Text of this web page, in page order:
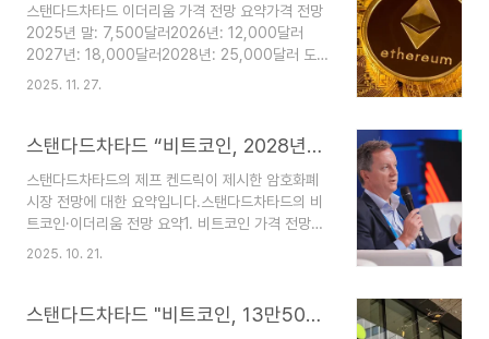
디(수탁) 서비스까지 디지털 자산 라이프사이클 전
반을 아우름.코인베이스의 Crypto-as-a-
Service(서비스형 암호화폐) 플랫폼을 기반으로 운
영.안전하고 원활한 시장 접근을 위한 새로운 표준
스탠다드차타드 이더리움 가격 전망 요약가격 전망
2025년 말: 7,500달러2026년: 12,000달러
2027년: 18,000달러2028년: 25,000달러 도
달 예상현재 상황 (2025년 11월 기준)이더리움 가
러까지 추가 하락 가능성 제기강세 요인 (스탠다드
가ETF(상장지수펀드) 수요 지속장기적으로는 구조
적 강세 전망 유지즉, 단기적으로는 하락 압력이 있
지만, 스탠다드차타드는 기업 수요와 ETF 확대를
기반으로 2028년까지 25,000달러 도달을 예상
스탠다드차타드 ..
2025. 11. 27.
스탠다드차타드 “비트코인, 2028년까지 50만달러 달성 100% 가능하다”
스탠다드차타드의 제프 켄드릭이 제시한 암호화폐
시장 전망에 대한 요약입니다.스탠다드차타드의 비
트코인·이더리움 전망 요약1. 비트코인 가격 전망
2028년 말 목표가: 50만 달러. “100% 달성 가
로 봄.우호적 환경 요인:ETF 자금 유입 지속연준의
2025. 10. 21.
스탠다드차타드 "비트코인, 13만5000달러 단기 돌파 가능…연말 20만달러도 전망"